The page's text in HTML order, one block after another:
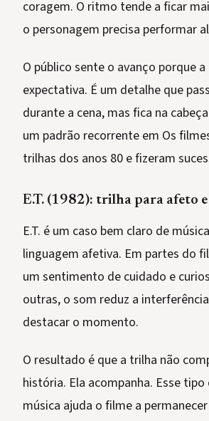
coragem. O ritmo tende a ficar
o personagem precisa performar
O público sente o avanço porque
expectativa. É um detalhe que
durante a cena, mas fica na
um padrão recorrente em Os
trilhas dos anos 80 e fizeram
E.T. (1982): trilha para afeto
E.T. é um caso bem claro de
linguagem afetiva. Em partes do
um sentimento de cuidado e
outras, o som reduz a
destacar o momento.
O resultado é que a trilha não
história. Ela acompanha. Esse
música ajuda o filme a